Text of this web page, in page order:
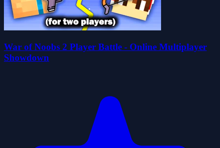
War of Noobs 2 Player Battle - Online Multiplayer
Showdown